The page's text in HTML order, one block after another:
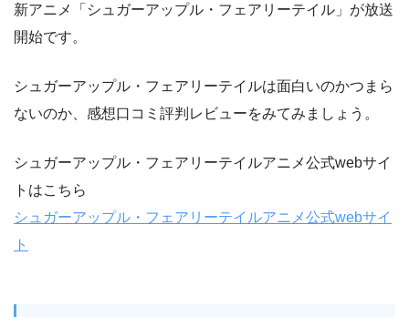
新アニメ「シュガーアップル・フェアリーテイル」が放送
開始です。
シュガーアップル・フェアリーテイルは面白いのかつまら
ないのか、感想口コミ評判レビューをみてみましょう。
シュガーアップル・フェアリーテイルアニメ公式webサイ
トはこちら
シュガーアップル・フェアリーテイルアニメ公式webサイ
ト